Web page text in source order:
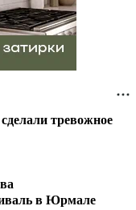
тревожное
в Юрмале